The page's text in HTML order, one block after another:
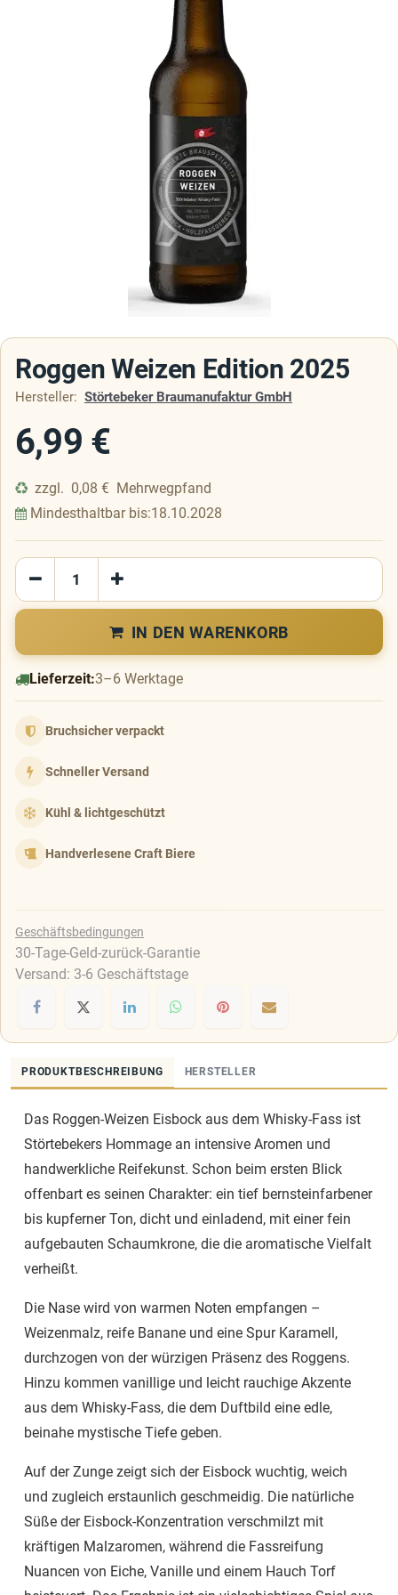
Roggen Weizen Edition 2025
Hersteller: Störtebeker Braumanufaktur GmbH
6,99 €
zzgl. 0,08 € Mehrwegpfand
Mindesthaltbar bis:18.10.2028
IN DEN WARENKORB
Lieferzeit:3–6 Werktage
Bruchsicher verpackt
Schneller Versand
Kühl & lichtgeschützt
Handverlesene Craft Biere
Geschäftsbedingungen
30-Tage-Geld-zurück-Garantie
Versand: 3-6 Geschäftstage
PRODUKTBESCHREIBUNG HERSTELLER
Das Roggen-Weizen Eisbock aus dem Whisky-Fass ist
Störtebekers Hommage an intensive Aromen und
handwerkliche Reifekunst. Schon beim ersten Blick
offenbart es seinen Charakter: ein tief bernsteinfarbener
bis kupferner Ton, dicht und einladend, mit einer fein
aufgebauten Schaumkrone, die die aromatische Vielfalt
verheißt.
Die Nase wird von warmen Noten empfangen –
Weizenmalz, reife Banane und eine Spur Karamell,
durchzogen von der würzigen Präsenz des Roggens.
Hinzu kommen vanillige und leicht rauchige Akzente
aus dem Whisky-Fass, die dem Duftbild eine edle,
beinahe mystische Tiefe geben.
Auf der Zunge zeigt sich der Eisbock wuchtig, weich
und zugleich erstaunlich geschmeidig. Die natürliche
Süße der Eisbock-Konzentration verschmilzt mit
kräftigen Malzaromen, während die Fassreifung
Nuancen von Eiche, Vanille und einem Hauch Torf